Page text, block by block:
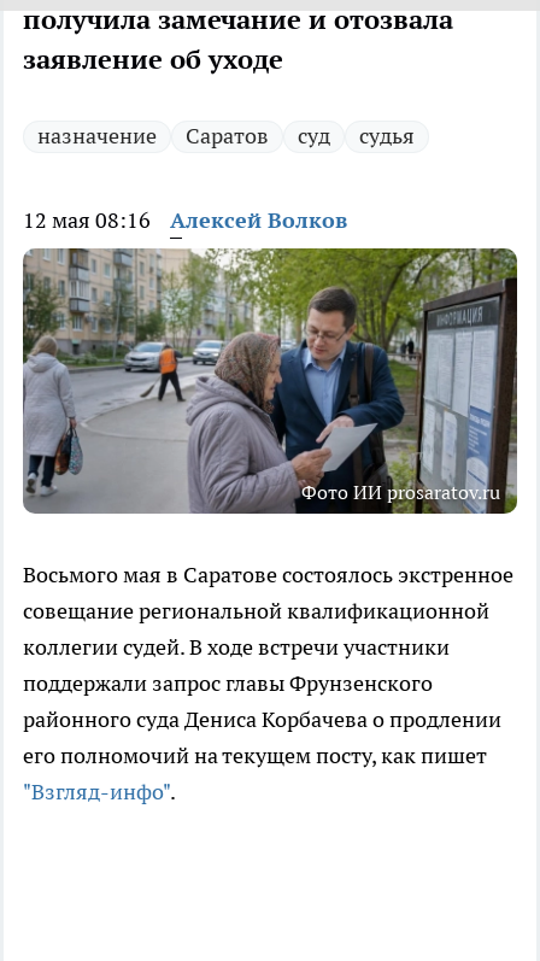
получила замечание и отозвала
заявление об уходе
назначение Саратов суд судья
12 мая 08:16 Алексей Волков
Фото ИИ prosaratov.ru
Восьмого мая в Саратове состоялось экстренное
совещание региональной квалификационной
коллегии судей. В ходе встречи участники
поддержали запрос главы Фрунзенского
районного суда Дениса Корбачева о продлении
его полномочий на текущем посту, как пишет
"Взгляд-инфо".